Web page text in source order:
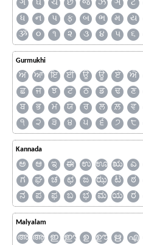
ગ
ઘ ચ છ જ ઝ ઞ ટ
ધ
ન પ ફ બ ભ મ ય
ૐ
૦ ૧ ૨ ૩ ૪ ૫ ૬
Gurmukhi
ਅ ਆ ਇ ਈ ਉ ਊ ਏ ਐ
ਛ
ਜ ਝ ਟ ਠ ਡ ਢ ਣ
ਬ
ਭ ਮ ਯ ਰ ਲ ਲ਼ ਵ
੧
੨ ੩ ੪ ੫ ੬ ੭ ੮
Kannada
ಅ ಆ ಇ ಈ ಉ ಊ ಋ ಎ
ಗ
ಘ ಚ ಛ ಜ ಝ ಟ ಠ
ನ
ಪ ಫ ಬ ಭ ಮ ಯ ರ
Malyalam
അ ആ ഇ ഈ ഉ ഊ ഋ എ